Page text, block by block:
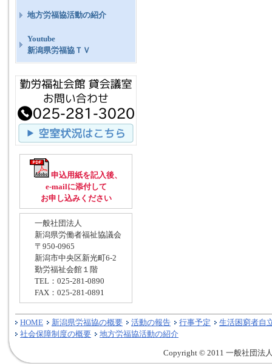
地方労福協活動の紹介
Youtube
新潟県労福協ＴＶ
申込用紙を記入後、
e-mailに添付して
お申し込みください
一般社団法人
新潟県労働者福祉協議会
〒950-0965
新潟市中央区新光町6-2
勤労福祉会館１階
TEL：025-281-0890
FAX：025-281-0891
HOME 新潟県労福協の概要 活動の報告 行事予定
生活困窮者自
社会保障制度の概要
地方労福協活動の紹介
Copyright © 2011 一般社団法